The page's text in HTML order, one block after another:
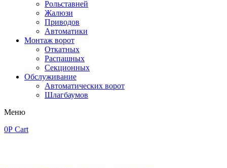
Рольставней
Жалюзи
Приводов
Автоматики
Монтаж ворот
Откатных
Распашных
Секционных
Обслуживание
Автоматических ворот
Шлагбаумов
Меню
0Р Cart